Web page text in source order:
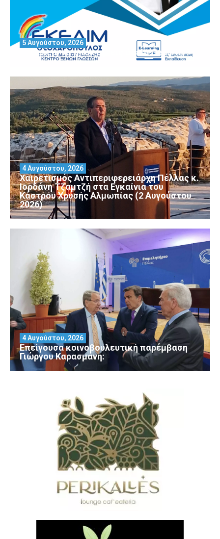
Θέλεις να αποκτήσεις άδεια Security?
5 Αυγούστου, 2026
Χαιρετισμός Αντιπεριφερειάρχη Πέλλας κ.
Ιορδάνη Τζαμτζή στα Εγκαίνια του
Κάστρου Χρυσής Αλμωπίας (2 Αυγούστου
2026)
4 Αυγούστου, 2026
Επείγουσα κοινοβουλευτική παρέμβαση
Γιώργου Καρασμάνη:
4 Αυγούστου, 2026